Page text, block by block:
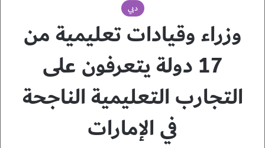
دبي
وزراء وقيادات تعليمية من
17 دولة يتعرفون على
التجارب التعليمية الناجحة
في الإمارات